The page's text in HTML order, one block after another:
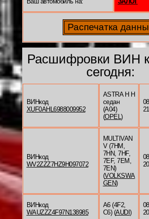
Расшифровки ВИН
сегодня:
ВИНкод
XUF0AHL6988009952
ASTRA H H
седан
(A04)
(OPEL )
ВИНкод
WV2ZZZ7HZ9H097072
MULTIVAN
V (7HM,
7HN, 7HF,
7EF, 7EM,
7EN)
(VOLKSWA
GEN)
ВИНкод
WAUZZZ4F97N138985
A6 (4F2,
C6) (AUDI)